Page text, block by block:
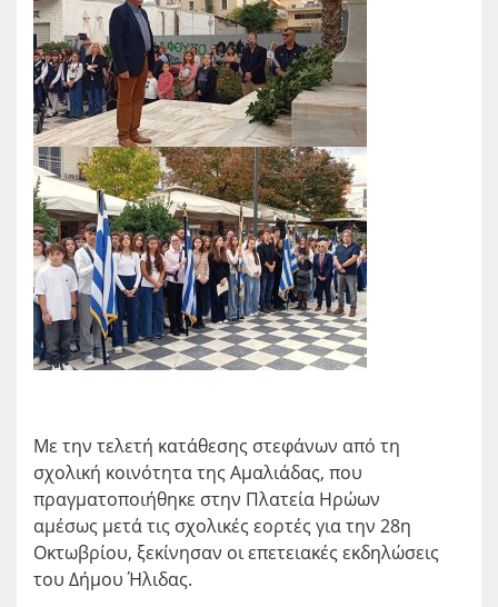
Με την τελετή κατάθεσης στεφάνων από τη
σχολική κοινότητα της Αμαλιάδας, που
πραγματοποιήθηκε στην Πλατεία Ηρώων
αμέσως μετά τις σχολικές εορτές για την 28η
Οκτωβρίου, ξεκίνησαν οι επετειακές εκδηλώσεις
του Δήμου Ήλιδας.